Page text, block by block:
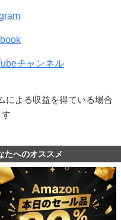
チャンネル
による収益を得ている場合
たへのオススメ